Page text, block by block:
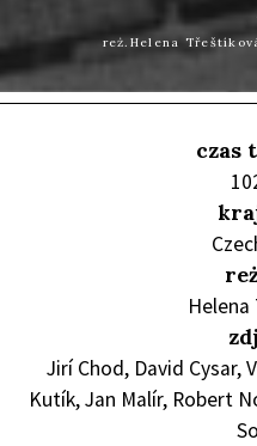
reż.Helena
czas
Jirí Chod, David Cysar,
Kutík, Jan Malír, Robert